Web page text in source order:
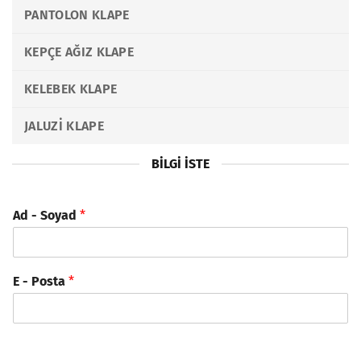
PANTOLON KLAPE
KEPÇE AĞIZ KLAPE
KELEBEK KLAPE
JALUZI KLAPE
BILGI İSTE
Ad - Soyad *
E - Posta *